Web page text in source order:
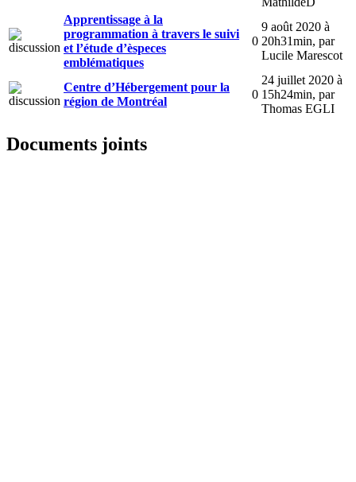
Apprentissage à la
programmation à travers le suivi
et l’étude d’èspeces
emblématiques
0
9 août 2020 à
20h31min, par
Lucile Marescot
Centre d’Hébergement pour la
région de Montréal
0
24 juillet 2020 à
15h24min, par
Thomas EGLI
Documents joints